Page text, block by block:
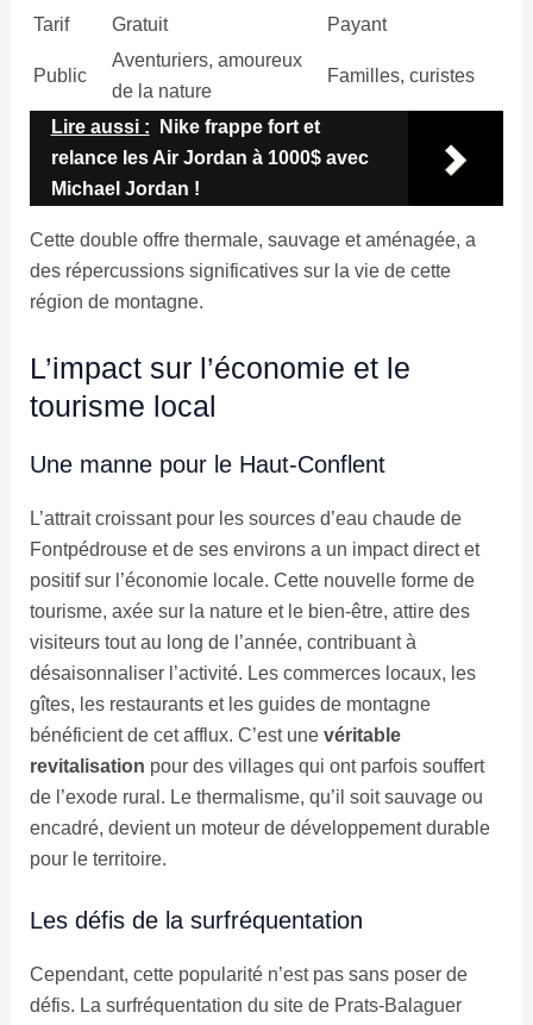
Tarif
Gratuit Payant
Public
Aventuriers, amoureux
de la nature
Familles, curistes
Lire aussi :
Nike frappe fort et
relance les Air Jordan à 1000$ avec
Michael Jordan !
Cette double offre thermale, sauvage et aménagée, a
des répercussions significatives sur la vie de cette
région de montagne.
L’impact sur l’économie et le
tourisme local
Une manne pour le Haut-Conflent
L’attrait croissant pour les sources d’eau chaude de
Fontpédrouse et de ses environs a un impact direct et
positif sur l’économie locale. Cette nouvelle forme de
tourisme, axée sur la nature et le bien-être, attire des
visiteurs tout au long de l’année, contribuant à
désaisonnaliser l’activité. Les commerces locaux, les
gîtes, les restaurants et les guides de montagne
bénéficient de cet afflux. C’est une véritable
revitalisation pour des villages qui ont parfois souffert
de l’exode rural. Le thermalisme, qu’il soit sauvage ou
encadré, devient un moteur de développement durable
pour le territoire.
Les défis de la surfréquentation
Cependant, cette popularité n’est pas sans poser de
défis. La surfréquentation du site de Prats-Balaguer